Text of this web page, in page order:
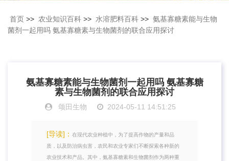
首页 >> 农业知识百科 >> 水溶肥料百科 >> 氨基寡糖素能与生物
菌剂一起用吗 氨基寡糖素与生物菌剂的联合应用探讨
氨基寡糖素能与生物菌剂一起用吗 氨基寡糖
素与生物菌剂的联合应用探讨
颂田生物 2024-05-11 14:51:25
[导读]： 在现代农业种植中，为了提高作物的产量和品
质，以及防治病虫害，农民和农业专家们不断探索各种新的
农业技术和产品。其中，氨基寡糖素和生物菌剂作为两种重